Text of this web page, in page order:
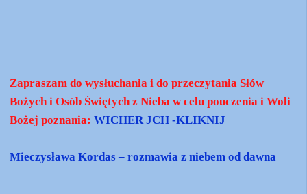
Zapraszam do wysłuchania i do przeczytania Słów
Bożych i Osób Świętych z Nieba w celu pouczenia i Woli
Bożej poznania:WICHER JCH -KLIKNIJ
Mieczysława Kordas – rozmawia z niebem od dawna